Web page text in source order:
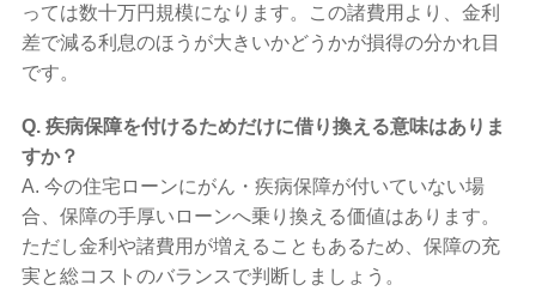
っては数十万円規模になります。この諸費用より、金利
差で減る利息のほうが大きいかどうかが損得の分かれ目
です。
Q. 疾病保障を付けるためだけに借り換える意味はありま
すか？
A. 今の住宅ローンにがん・疾病保障が付いていない場
合、保障の手厚いローンへ乗り換える価値はあります。
ただし金利や諸費用が増えることもあるため、保障の充
実と総コストのバランスで判断しましょう。